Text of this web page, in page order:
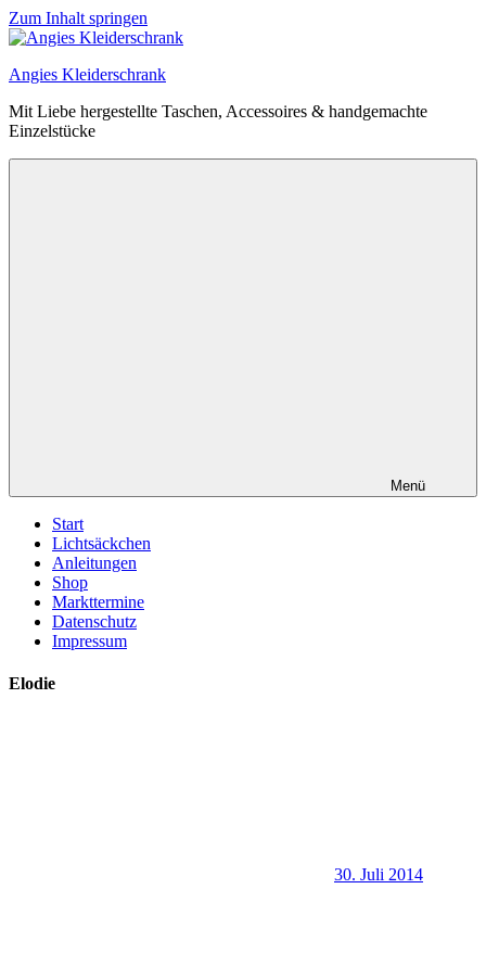
Zum Inhalt springen
Angies Kleiderschrank
Mit Liebe hergestellte Taschen, Accessoires & handgemachte
Einzelstücke
Menü
Start
Lichtsäckchen
Anleitungen
Shop
Markttermine
Datenschutz
Impressum
Elodie
30. Juli 2014